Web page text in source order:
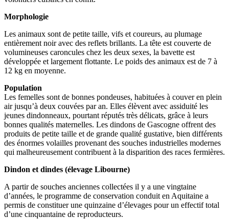
Morphologie
Les animaux sont de petite taille, vifs et coureurs, au plumage
entièrement noir avec des reflets brillants. La tête est couverte de
volumineuses caroncules chez les deux sexes, la bavette est
développée et largement flottante. Le poids des animaux est de 7 à
12 kg en moyenne.
Population
Les femelles sont de bonnes pondeuses, habituées à couver en plein
air jusqu’à deux couvées par an. Elles élèvent avec assiduité les
jeunes dindonneaux, pourtant réputés très délicats, grâce à leurs
bonnes qualités maternelles. Les dindons de Gascogne offrent des
produits de petite taille et de grande qualité gustative, bien différents
des énormes volailles provenant des souches industrielles modernes
qui malheureusement contribuent à la disparition des races fermières.
Dindon et dindes (élevage Libourne)
A partir de souches anciennes collectées il y a une vingtaine
d’années, le programme de conservation conduit en Aquitaine a
permis de constituer une quinzaine d’élevages pour un effectif total
d’une cinquantaine de reproducteurs.